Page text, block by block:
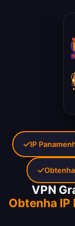
VPN
Obtenha IP
IP